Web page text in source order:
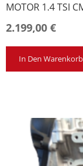
MOTOR 1.4 TSI
2.199,00 €
In Den Warenkorb